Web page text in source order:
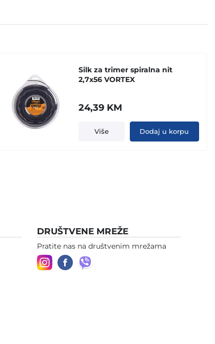
Silk za trimer spiralna nit
2,7x56 VORTEX
24,39 KM
Više Dodaj u korpu
DRUŠTVENE MREŽE
Pratite nas na društvenim mrežama